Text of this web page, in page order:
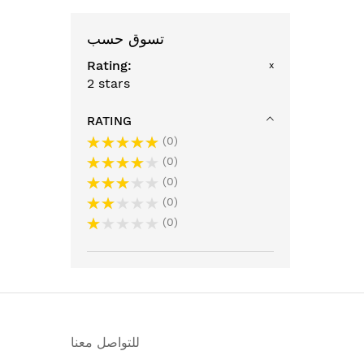
تسوق حسب
Rating
2 stars
x
RATING
0
0
0
0
0
للتواصل معنا